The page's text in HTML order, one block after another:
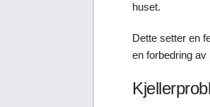
huset.
Dette setter en
en forbedring